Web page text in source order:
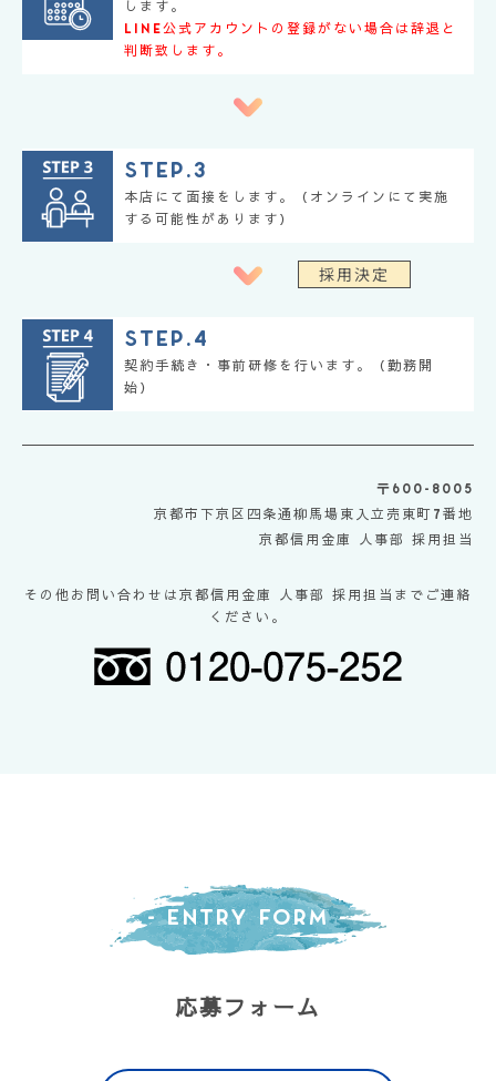
します。
LINE公式アカウントの登録がない場合は辞退と
判断致します。
Step.3
本店にて面接をします。（オンラインにて実施
する可能性があります）
Step.4
契約手続き・事前研修を行います。（勤務開
始）
〒600-8005
京都市下京区四条通柳馬場東入立売東町7番地
京都信用金庫 人事部 採用担当
その他お問い合わせは京都信用金庫 人事部 採用担当までご連絡
ください。
- Entry Form -
応募フォーム